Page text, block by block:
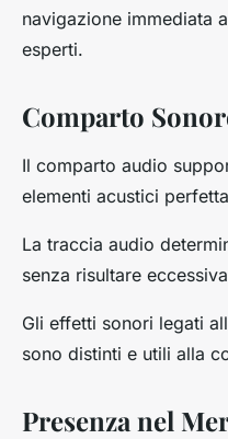
navigazione immediata
esperti.
Comparto
Il comparto audio
elementi acustici
La traccia audio
senza risultare
Gli effetti sonori legati
sono distinti e utili alla
Presenza nel